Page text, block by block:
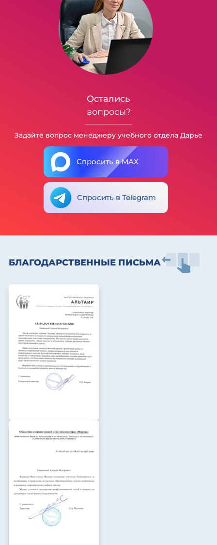
Остались
вопросы?
Задайте вопрос менеджеру учебного отдела Дарье
Спросить в MAX
Спросить в Telegram
БЛАГОДАРСТВЕННЫЕ ПИСЬМА